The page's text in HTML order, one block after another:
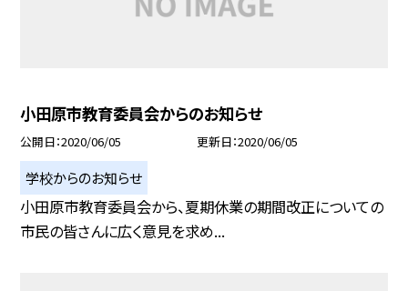
小田原市教育委員会からのお知らせ
公開日 2020/06/05 更新日 2020/06/05
学校からのお知らせ
小田原市教育委員会から、夏期休業の期間改正についての
市民の皆さんに広く意見を求め...